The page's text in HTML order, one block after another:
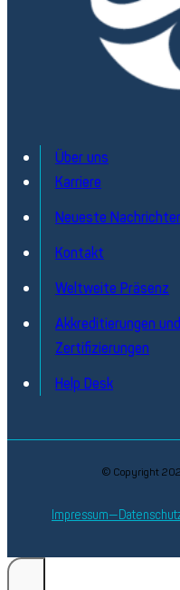
Über uns
Karriere
Neueste
Kontakt
Weltweite Präsenz
Akkreditierungen und
Zertifizierungen
Help Desk
© Copyright
Impressum